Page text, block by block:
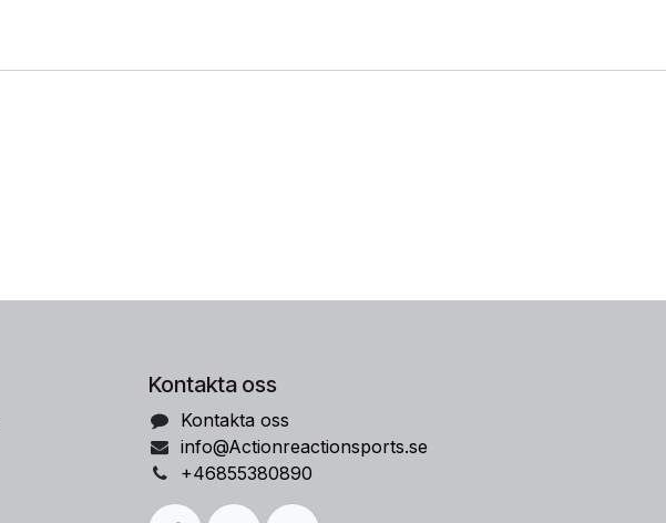
Kontakta oss
Kontakta oss
info@Actionreactionsports.se
+46855380890